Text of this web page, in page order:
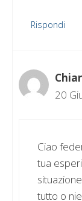
Rispondi
20
Ciao
tua
tutto o